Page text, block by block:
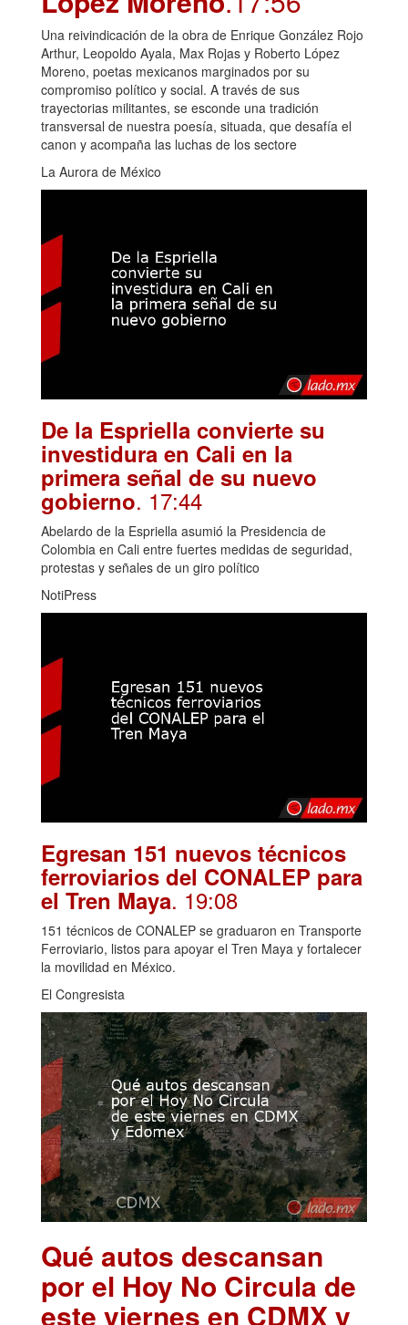
Una reivindicación de la obra de Enrique González Rojo
Arthur, Leopoldo Ayala, Max Rojas y Roberto López
Moreno, poetas mexicanos marginados por su
compromiso político y social. A través de sus
trayectorias militantes, se esconde una tradición
transversal de nuestra poesía, situada, que desafía el
canon y acompaña las luchas de los sectore
La Aurora de México
De la Espriella convierte su
investidura en Cali en la
primera señal de su nuevo
gobierno. 17:44
Abelardo de la Espriella asumió la Presidencia de
Colombia en Cali entre fuertes medidas de seguridad,
protestas y señales de un giro político
NotiPress
Egresan 151 nuevos técnicos
ferroviarios del CONALEP para
el Tren Maya. 19:08
151 técnicos de CONALEP se graduaron en Transporte
Ferroviario, listos para apoyar el Tren Maya y fortalecer
la movilidad en México.
El Congresista
Qué autos descansan
por el Hoy No Circula de
este viernes en CDMX y